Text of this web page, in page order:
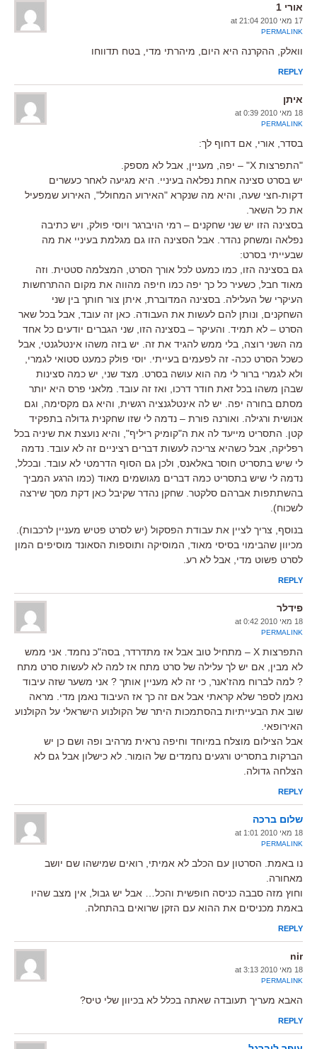
אורי 1
17 מאי 2010 at 21:04
PERMALINK
וואלק, ההקרנה היא היום, מיהרתי מדי, בטח תדווחו
REPLY
איתן
18 מאי 2010 at 0:39
PERMALINK
בסדר, אורי, אם דחוף לך:
"התפרצות X" – יפה, מעניין, אבל לא מספק.
יש בסרט סצינה אחת נפלאה בעיניי. היא מגיעה לאחר כעשרים
דקות-חצי שעה, והיא מה שנקרא "האירוע המחולל", האירוע שמפעיל
את כל השאר.
בסצינה הזו יש שני שחקנים – רמי הויברגר ויוסי פולק, ויש כתיבה
נפלאה ומשחק נהדר. אבל הסצינה הזו גם מגלמת בעיניי את מה
שבעייתי בסרט:
גם בסצינה הזו, כמו כמעט לכל אורך הסרט, המצלמה סטטית. וזה
מאוד חבל, כשעיר כל כך יפה כמו חיפה מהווה את מקום ההתרחשות
העיקרי של העלילה. בסצינה המדוברת, איתן צור חותך בין שני
השחקנים, ונותן להם לעשות את העבודה. כאן זה עובד, אבל בכל שאר
הסרט – לא תמיד. והעיקר – בסצינה הזו, שני הגברים יודעים כל אחד
מה השני רוצה, בלי ממש להגיד את זה. יש בזה משהו אינטלגנטי, אבל
כשכל הסרט ככה- זה לפעמים בעייתי. יוסי פולק כמעט סטואי לגמרי,
ולא לגמרי ברור לי מה הוא עושה בסרט. מצד שני, יש כמה סצינות
שבהן משהו בכל זאת חודר דרכו, ואז זה עובד. מלאני פרס היא יותר
מסתם בחורה יפה. יש לה אינטלגנציה רגשית, והיא גם מקסימה, וגם
אנושית ורגילה. ואורנה פורת – נדמה לי שזו שחקנית גדולה בתפקיד
קטן. התסריט מייעד לה את ה"קומיק ריליף", והיא נועצת את שיניה בכל
רפליקה, אבל כשהיא צריכה לעשות דברים רציניים זה לא עובד. נדמה
לי שיש בתסריט חוסר באלאנס, ולכן גם הסוף הדרמטי לא עובד. ובכלל,
נדמה לי שיש בתסריט כמה דברים מגושמים מאוד (כמו הרגע המביך
בהשתתפות אברהם סלקטר. שחקן נהדר שקיבל כאן דקת מסך שירצה
לשכוח).
בנוסף, צריך לציין את עבודת הפסקול (יש לסרט פטיש מעניין לרכבות).
מכיוון שהבימוי בסיסי מאוד, המוסיקה ותוספות הסאונד מוסיפים המון
לסרט פשוט מדי, אבל לא רע.
REPLY
פידלר
18 מאי 2010 at 0:42
PERMALINK
התפרצות X – מתחיל טוב אבל אז מתדרדר, בסה"כ נחמד. אני ממש
לא מבין, אם יש לך עלילה של סרט מתח אז למה לא לעשות סרט מתח
? למה לברוח מהז'אנר, כי זה לא מעניין אותך ? אני משער שזה עיבוד
נאמן לספר שלא קראתי אבל אם זה כך אז העיבוד נאמן מדי. מראה
שוב את הבעייתיות בהסתמכות היתר של הקולנוע הישראלי על הקולנוע
האירופאי.
אבל הצילום מוצלח במיוחד וחיפה נראית מרהיב ופה ושם כן יש
הברקות בתסריט ורגעים נחמדים של הומור. לא כישלון אבל גם לא
הצלחה גדולה.
REPLY
שלום ברכה
18 מאי 2010 at 1:01
PERMALINK
נו באמת. הסרטון עם הכלב לא אמיתי, רואים שמישהו שם יושב
מאחורה.
וחוץ מזה סבבה כניסה חופשית והכל… אבל יש גבול, אין מצב שהיו
באמת מכניסים את ההוא עם הזקן שרואים בהתחלה.
REPLY
nir
18 מאי 2010 at 3:13
PERMALINK
האבא מעריך תעובדה שאתה בכלל לא בכיוון שלי טיס?
REPLY